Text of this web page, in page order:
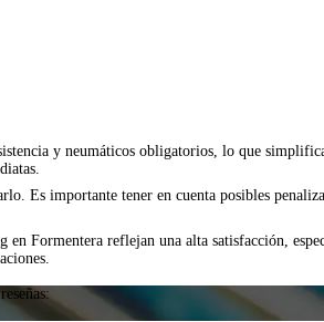
y neumáticos obligatorios, lo que
Es importante tener en cuenta posibles
en Formentera reflejan una alta satisfacción,